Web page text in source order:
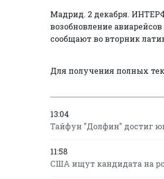
Мадрид. 2 декабря.
возобновление
сообщают во вторник
Для получения полных
13:04
Тайфун "Долфин" достиг
11:58
США ищут кандидата на